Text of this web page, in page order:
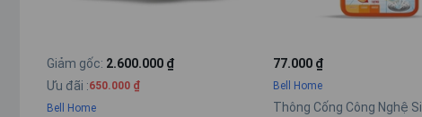
Giảm gốc: 2.600.000 ₫
Ưu đãi :650.000 ₫
Bell Home
77.000 ₫
Bell Home
Thông Cống Công Nghệ